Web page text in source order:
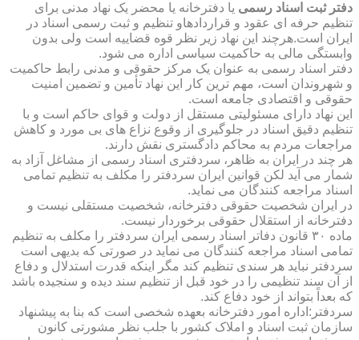
دفتر ثبت اسناد رسمی یا دفترخانه یا محضر یک نهاد مدنی برای
تنظیم حرفه ای عقود و قراردادهاو تنظیم و ثبت رسمی اسناد در
ایران است.هرچند این نهاد زیر نظر قوه قضاییه است ولی بدون
وابستگی مالی به حاکمیت سیاسی اداره می شود.
دفتر اسناد رسمی به عنوان یک مرکز حقوقی و مدنی رابط حاکمیت
و شهروندان است، مهم ترین کار این نهاد تأمین و تضمین امنیت
حقوقی و اقتصادی جامعه است.
این نهاد دارای مسئولیتی مستقل از دولت و قوای حاکم است و با
تنظیم دقیق اسناد در جلوگیری از وقوع نزاع های بی مورد و کاهش
مراجعات مردم به محاکم دادگستری نقش دارند.
هر چند در ایران به ظاهر، سردفتری اسناد رسمی از مشاغل آزاد به
شمار می آید لکن قوانین ایران سردفتر را مکلف به تنظیم تمامی
اسناد مراجعه کنندگان می نماید.
در ایران شخصیت حقوقی دفترخانه، شخصیت مستقلی نیست و
دفترخانه از استقلال حقوقی برخوردار نیست.
ماده ۳۰ قانون دفاتر اسناد رسمی ایران سردفتر را مکلف به تنظیم
تمامی اسناد مراجعه کنندگان می نماید در صورتی که بدیهی است
سردفتر نباید هر سندی تنظیم کند مگر اینکه قدرت استدلال و دفاع
از آن سند تنظیمی را در خود قبل از تنظیم سند دیده و سنجیده باشد
که بعداً بتواند از خود دفاع کند.
سردفتر:اداره امور دفترخانه بعهده شخصی است که بنا به پیشنهاد
سازمان ثبت اسناد و املاک کشور با جلب نظر مشورتی کانون